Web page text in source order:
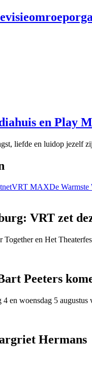
en Play
liefde en luidop jezelf
VRT MAXDe Warmste
VRT zet
en Het
Peeters
en woensdag 5 augustus
Hermans